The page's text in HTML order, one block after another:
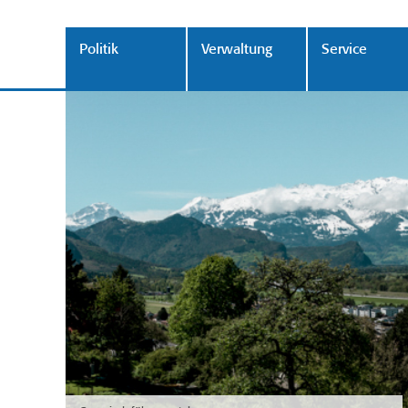
Politik Verwaltung Service